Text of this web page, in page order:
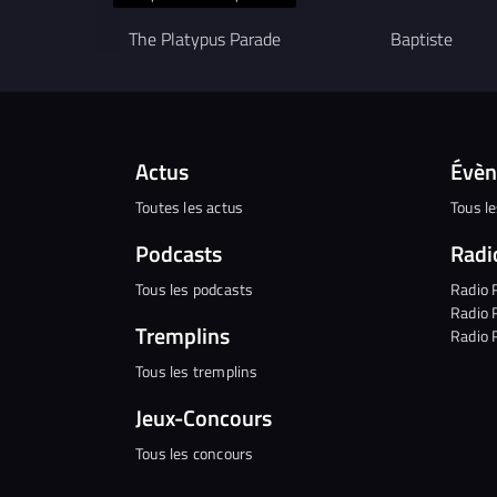
interculturel. L'ensemble transcende ainsi
les frontières de la langue et de la culture,
offrant une musique qui apaise l'esprit et
The Platypus Parade Baptiste
Actus
Toutes les actus
Podcasts
Tous les podcasts
Tremplins
Tous les tremplins
Jeux-Concours
Tous les concours
Tous
Radio
Radio
Radio